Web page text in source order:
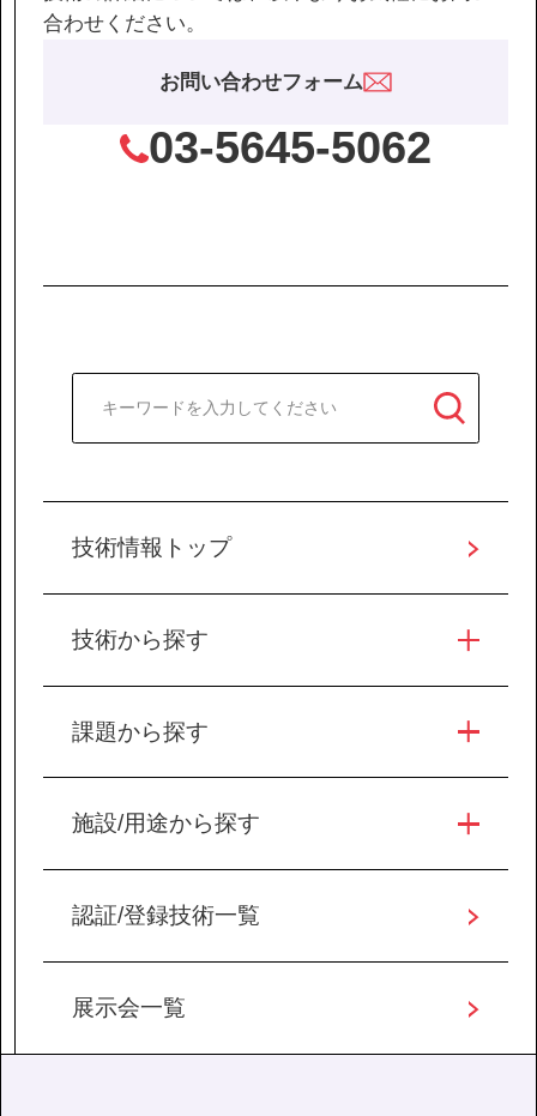
合わせください。
お問い合わせフォーム
03-5645-5062
技術情報トップ
技術から探す
課題から探す
施設/用途から探す
認証/登録技術一覧
展示会一覧